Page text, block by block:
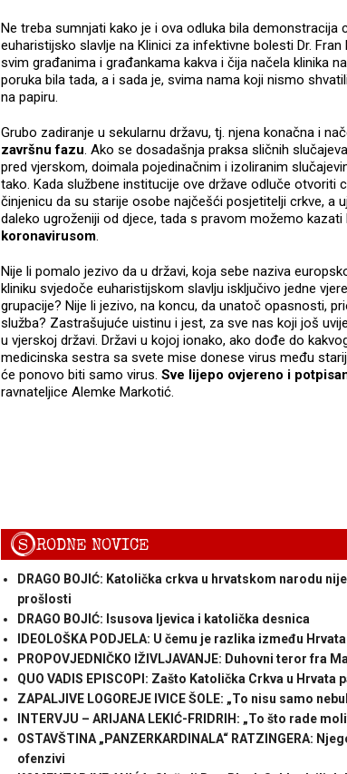
Ne treba sumnjati kako je i ova odluka bila demonstracija
euharistijsko slavlje na Klinici za infektivne bolesti Dr.
svim građanima i građankama kakva i čija načela klinika
poruka bila tada, a i sada je, svima nama koji nismo
na papiru.
Grubo zadiranje u sekularnu državu, tj. njena konačna i
završnu fazu. Ako se dosadašnja praksa sličnih
pred vjerskom, doimala pojedinačnim i izoliranim
tako. Kada službene institucije ove države odluče otvoriti
činjenicu da su starije osobe najčešći posjetitelji crkve, a
daleko ugroženiji od djece, tada s pravom možemo kazati
koronavirusom.
Nije li pomalo jezivo da u državi, koja sebe naziva
kliniku svjedoče euharistijskom slavlju isključivo jedne
grupacije? Nije li jezivo, na koncu, da unatoč opasnosti,
služba? Zastrašujuće uistinu i jest, za sve nas koji još
u vjerskoj državi. Državi u kojoj ionako, ako dođe do
medicinska sestra sa svete mise donese virus među
će ponovo biti samo virus. Sve lijepo ovjereno i
ravnateljice Alemke Markotić.
SRODNE NOVICE
DRAGO BOJIĆ: Katolička crkva u hrvatskom narodu
prošlosti
DRAGO BOJIĆ: ​Isusova ljevica i katolička desnica
IDEOLOŠKA PODJELA: U čemu je razlika između
PROPOVJEDNIČKO IŽIVLJAVANJE: Duhovni teror fra
QUO VADIS EPISCOPI: Zašto Katolička Crkva u
ZAPALJIVE LOGOREJE IVICE ŠOLE: „To nisu samo
INTERVJU – ARIJANA LEKIĆ-FRIDRIH: „To što rade
OSTAVŠTINA „PANZERKARDINALA“ RATZINGERA:
ofenzivi